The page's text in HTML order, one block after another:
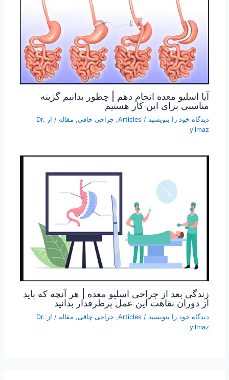
آیا اسلیو معده انجام دهم | چطور بدانیم گزینه
مناسبی برای این کار هستیم
دیدگاه‌ خود را بنویسید /
Articles
, جراحی چاقی, مقاله / از Dr.
yilmaz
زندگی بعد از جراحی اسلیو معده | هر آنچه که باید
از دوران نقاهت این عمل پرطرفدار بدانید
دیدگاه‌ خود را بنویسید /
Articles
, جراحی چاقی, مقاله / از Dr.
yilmaz